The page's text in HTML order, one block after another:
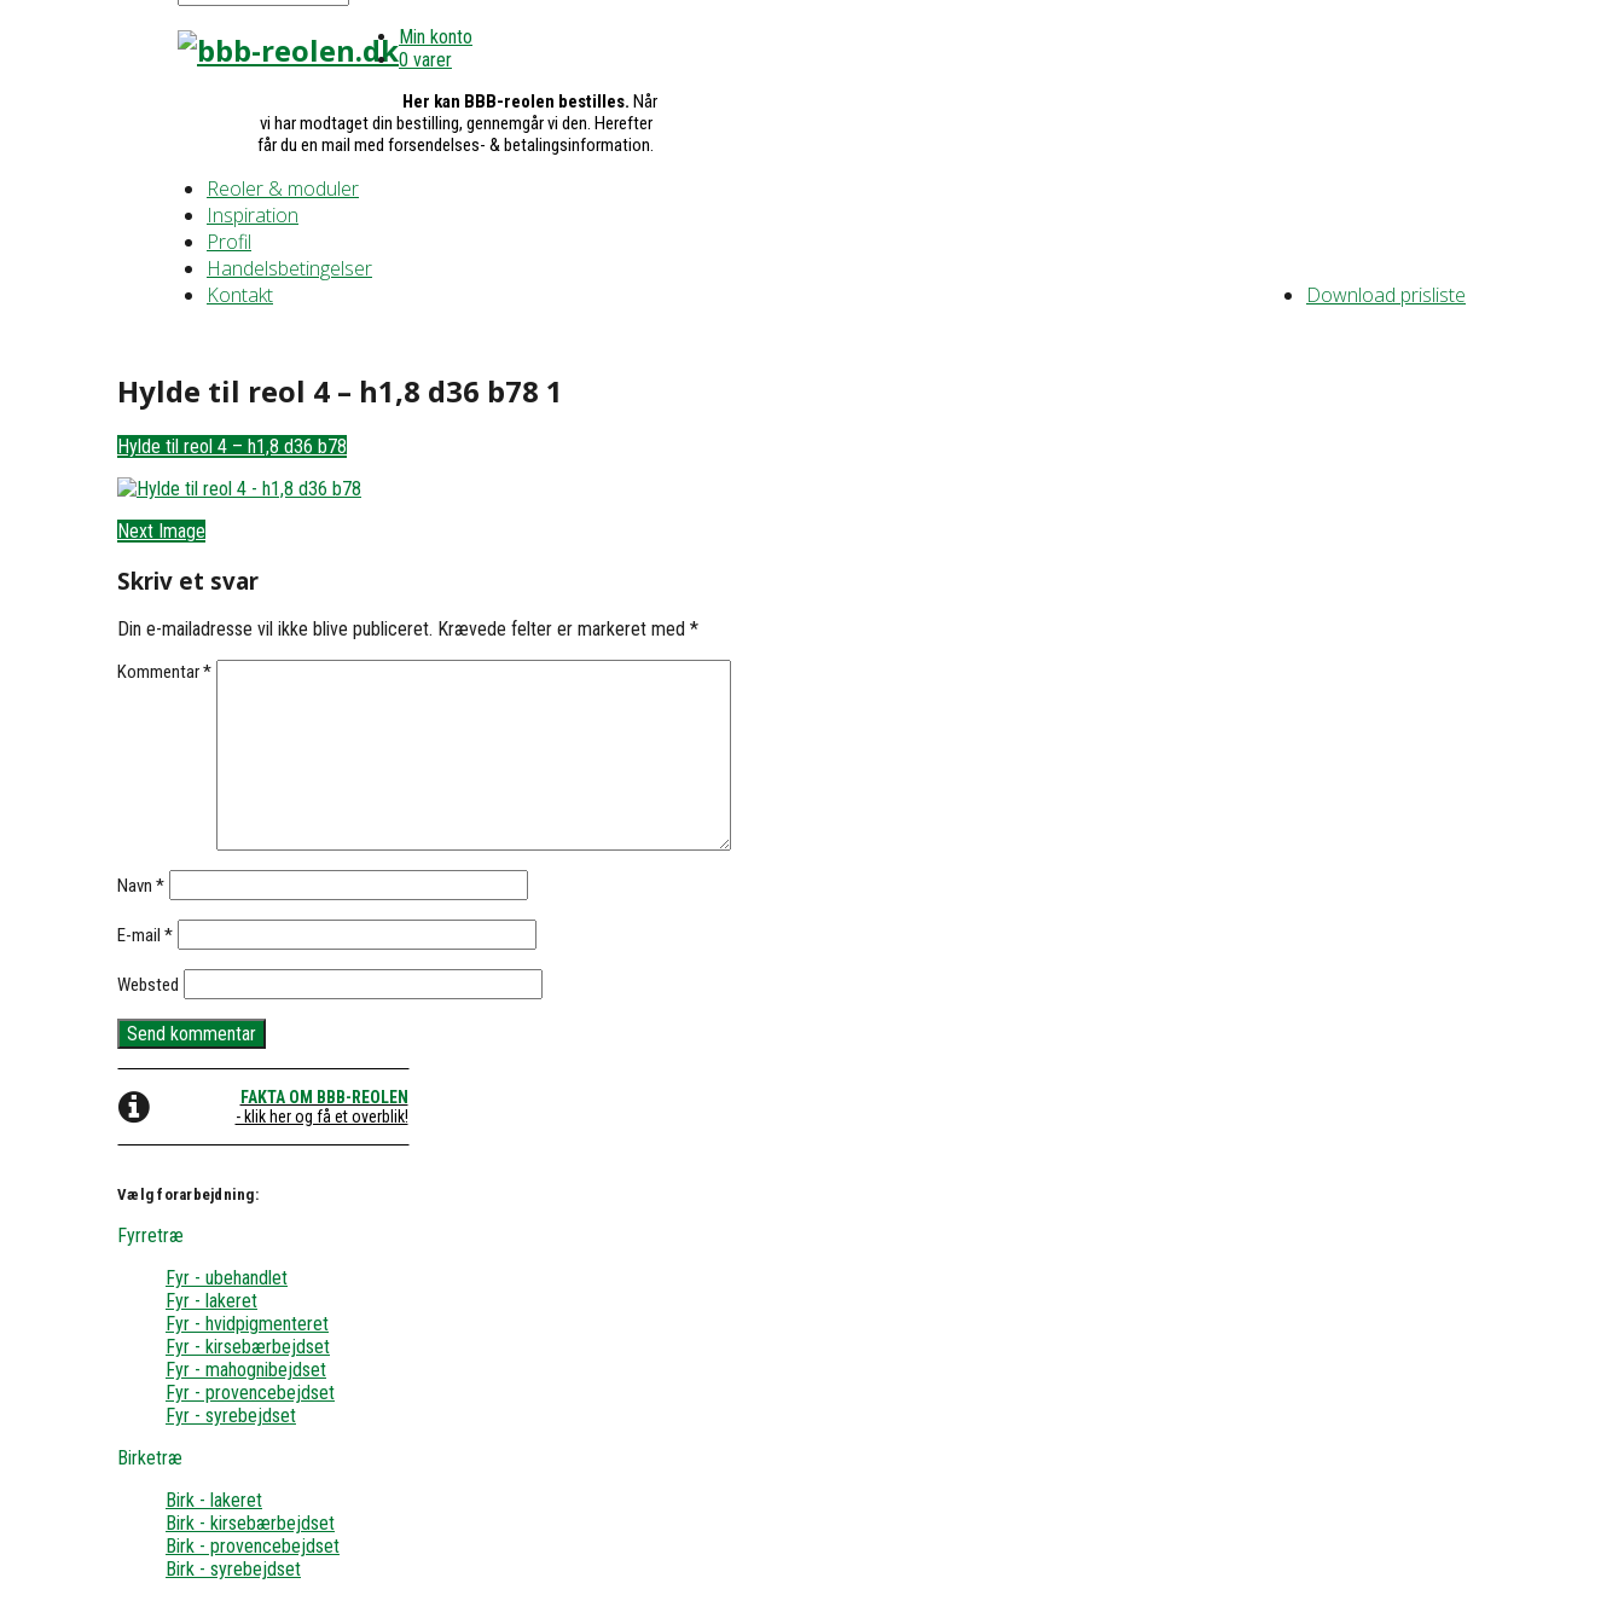
Min konto
0 varer
Her kan BBB-reolen bestilles. Når
vi har modtaget din bestilling, gennemgår vi den. Herefter
får du en mail med forsendelses- & betalingsinformation.
Reoler & moduler
Inspiration
Profil
Handelsbetingelser
Download prisliste
Kontakt
Hylde til reol 4 – h1,8 d36 b78 1
Hylde til reol 4 – h1,8 d36 b78
Next Image
Skriv et svar
Din e-mailadresse vil ikke blive publiceret. Krævede felter er markeret med *
Kommentar*
Navn *
E-mail *
Websted
FAKTA OM BBB-REOLEN
- klik her og få et overblik!
Vælg forarbejdning:
Fyrretræ
Fyr - ubehandlet
Fyr - lakeret
Fyr - hvidpigmenteret
Fyr - kirsebærbejdset
Fyr - mahognibejdset
Fyr - provencebejdset
Fyr - syrebejdset
Birketræ
Birk - lakeret
Birk - kirsebærbejdset
Birk - provencebejdset
Birk - syrebejdset